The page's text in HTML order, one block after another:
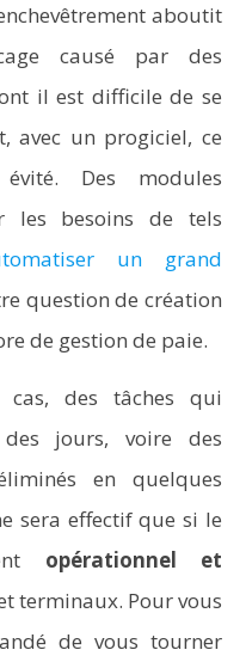
aboutit
causé par des
il est difficile de se
avec un progiciel, ce
Des modules
les besoins de tels
un grand
question de création
de gestion de paie.
cas, des tâches qui
des jours, voire des
en quelques
sera effectif que si le
opérationnel et
terminaux. Pour vous
de vous tourner